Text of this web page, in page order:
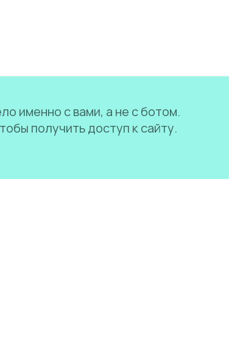
именно с вами, а не с ботом.
получить доступ к сайту.